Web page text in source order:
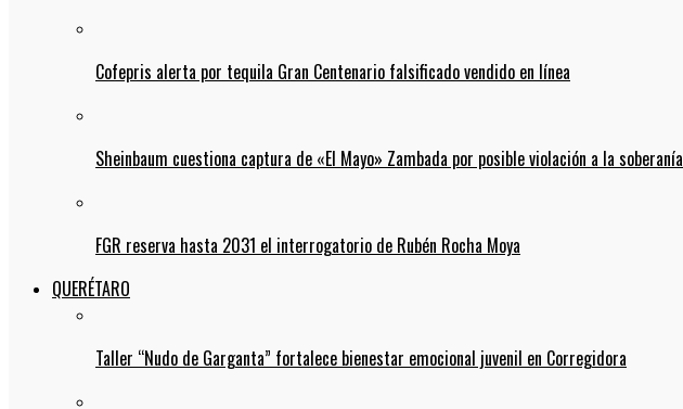
Cofepris alerta por tequila Gran Centenario falsificado vendido en línea
Sheinbaum cuestiona captura de «El Mayo» Zambada por posible violación a la soberanía
FGR reserva hasta 2031 el interrogatorio de Rubén Rocha Moya
QUERÉTARO
Taller “Nudo de Garganta” fortalece bienestar emocional juvenil en Corregidora